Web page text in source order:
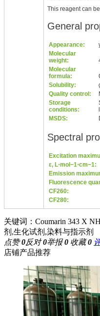
This reagent can
General
Appearance:
Molecular
weight:
Molecular
formula:
Solubility:
Quality control:
Storage
conditions:
MSDS:
Spectral
Excitation
ε, L⋅mol −1⋅cm−1:
Emission
Fluorescence
CF260:
CF280:
关键词：Coumarin 343 X
剂,生化试剂,染料与指示剂
点赞0反对0举报0 收藏0
店铺产品推荐